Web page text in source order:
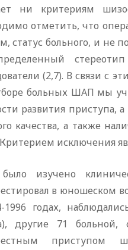
ни критериям
отметить, что
статус больного, и не
(2,7). В связи с
больных ШАП мы
развития приступа,
качества, а также
исключения
было изучено
в юношеском
1996 годах,
другие 71
приступом